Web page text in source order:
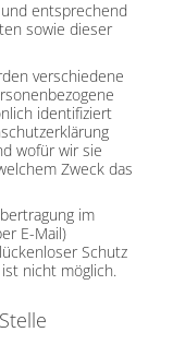
entsprechend
sowie dieser
verschiedene
identifiziert
wofür wir sie
Zweck das
im
E-Mail)
Schutz
nicht möglich.